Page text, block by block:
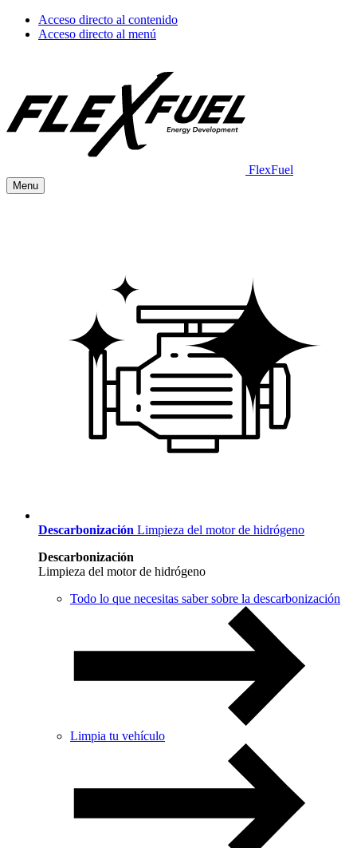
Acceso directo al contenido
Acceso directo al menú
FlexFuel
Menu
Descarbonización Limpieza del motor de hidrógeno
Descarbonización
Limpieza del motor de hidrógeno
Todo lo que necesitas saber sobre la descarbonización
Limpia tu vehículo